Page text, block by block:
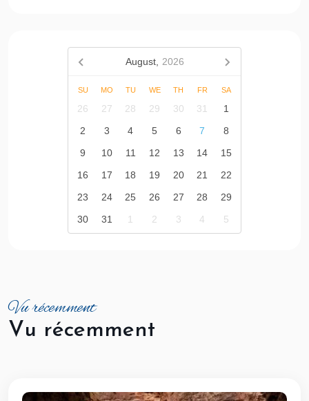
August, 2026
SU MO TU WE TH FR SA
26 27 28 29 30 31
1
2
3 4 5 6 7
8
9
10 11 12 13 14
15
16
17 18 19 20 21
22
23
24 25 26 27 28
29
30
31 1 2 3 4 5
Vu récemment
Vu récemment